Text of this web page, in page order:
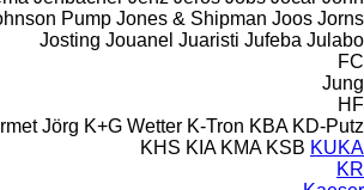
Pump Jones & Shipman Joos Jorns
Josting Jouanel Juaristi Jufeba Julabo
FC
Jung
HF
Jörg K+G Wetter K-Tron KBA KD-Putz
KHS KIA KMA KSB KUKA
KR